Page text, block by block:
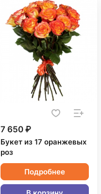
7 650 ₽
Букет из 17 оранжевых
роз
Подробнее